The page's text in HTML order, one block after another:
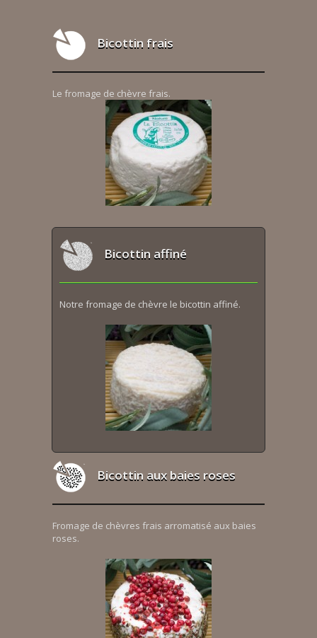
Bicottin frais
Le fromage de chèvre frais.
Bicottin affiné
Notre fromage de chèvre le bicottin affiné.
Bicottin aux baies roses
Fromage de chèvres frais arromatisé aux baies
roses.